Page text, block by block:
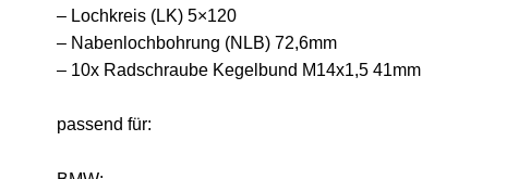
– Lochkreis (LK) 5×120
– Nabenlochbohrung (NLB) 72,6mm
– 10x Radschraube Kegelbund M14x1,5 41mm
passend für: